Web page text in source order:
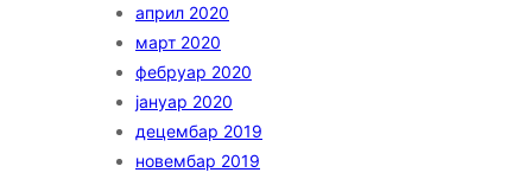
април 2020
март 2020
фебруар 2020
јануар 2020
децембар 2019
новембар 2019